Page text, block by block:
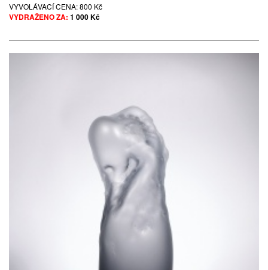
VYVOLÁVACÍ CENA:800 Kč
VYDRAŽENO ZA: 1 000 Kč